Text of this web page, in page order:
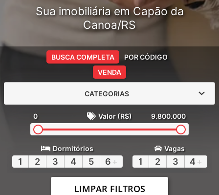
Sua imobiliária em Capão da
Canoa/RS
VENDA
BUSCA COMPLETA POR CÓDIGO
CATEGORIAS
0 Valor (R$) 9.800.000
Dormitórios
1 2 3 4 5 6 +
Vagas
1 2 3 4 +
LIMPAR FILTROS